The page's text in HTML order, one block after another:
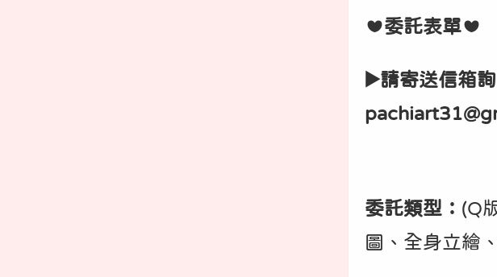
❤️委託表單❤️
▶️請寄送信箱
委託類型： (Q
圖、全身立繪